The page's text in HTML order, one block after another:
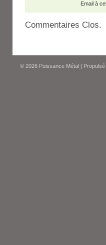
Email à
Commentaires Clos.
© 2026 Puissance Métal |